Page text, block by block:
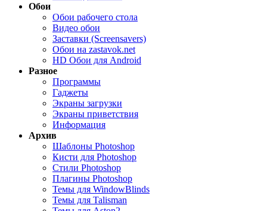
Обои
Обои рабочего стола
Видео обои
Заставки (Screensavers)
Обои на zastavok.net
HD Обои для Android
Разное
Программы
Гаджеты
Экраны загрузки
Экраны приветствия
Информация
Архив
Шаблоны Photoshop
Кисти для Photoshop
Стили Photoshop
Плагины Photoshop
Темы для WindowBlinds
Темы для Talisman